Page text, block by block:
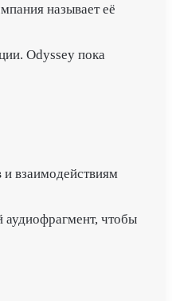
называет её
Odyssey пока
взаимодействиям
чтобы